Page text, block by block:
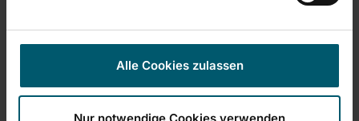
Alle Cookies zulassen
Nur notwendige Cookies verwenden
(13)
269,00 zł